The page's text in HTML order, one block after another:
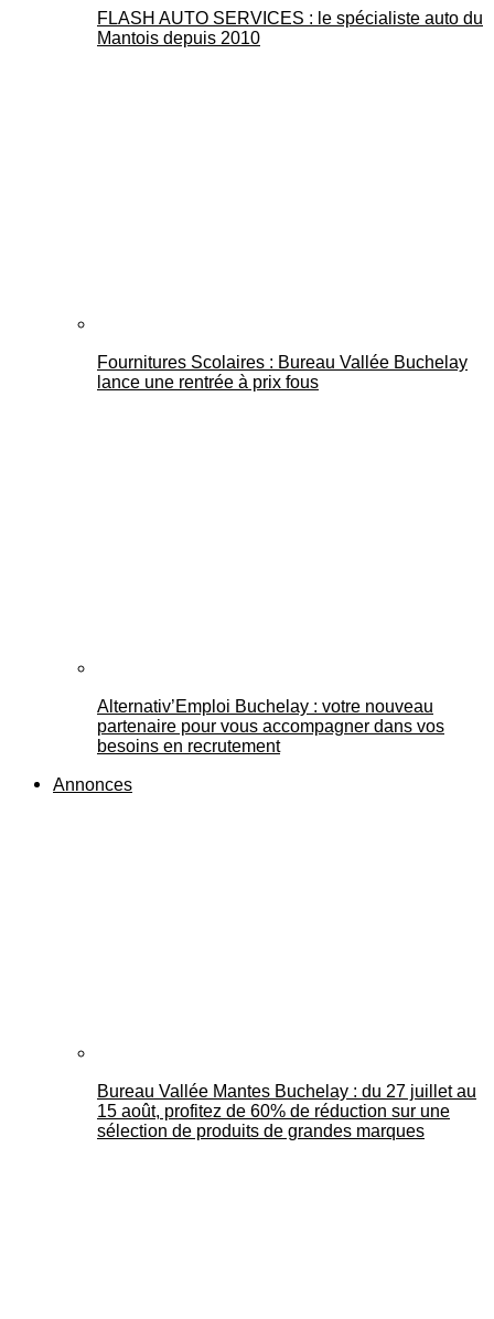
FLASH AUTO SERVICES : le spécialiste auto du
Mantois depuis 2010
Fournitures Scolaires : Bureau Vallée Buchelay
lance une rentrée à prix fous
Alternativ’Emploi Buchelay : votre nouveau
partenaire pour vous accompagner dans vos
besoins en recrutement
Annonces
Bureau Vallée Mantes Buchelay : du 27 juillet au
15 août, profitez de 60% de réduction sur une
sélection de produits de grandes marques